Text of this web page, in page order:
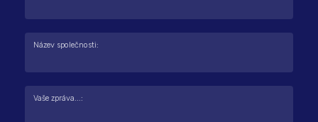
Název společnosti:
Vaše zpráva...: